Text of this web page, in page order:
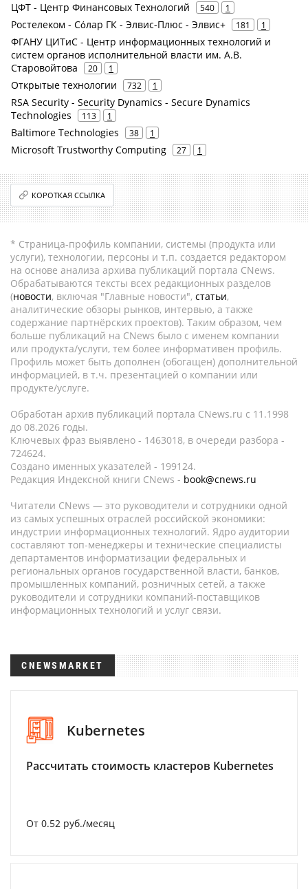
ЦФТ - Центр Финансовых Технологий 540 1
Ростелеком - Сόлар ГК - Элвис-Плюс - Элвис+ 181 1
ФГАНУ ЦИТиС - Центр информационных технологий и
систем органов исполнительной власти им. А.В.
Старовойтова
20 1
Открытые технологии 732 1
RSA Security - Security Dynamics - Secure Dynamics
Technologies
113 1
Baltimore Technologies 38 1
Microsoft Trustworthy Computing 27 1
КОРОТКАЯ ССЫЛКА
* Страница-профиль компании, системы (продукта или
услуги), технологии, персоны и т.п. создается редактором
на основе анализа архива публикаций портала CNews.
Обрабатываются тексты всех редакционных разделов
(новости, включая "Главные новости", статьи,
аналитические обзоры рынков, интервью, а также
содержание партнёрских проектов). Таким образом, чем
больше публикаций на CNews было с именем компании
или продукта/услуги, тем более информативен профиль.
Профиль может быть дополнен (обогащен) дополнительной
информацией, в т.ч. презентацией о компании или
продукте/услуге.
Обработан архив публикаций портала CNews.ru c 11.1998
до 08.2026 годы.
Ключевых фраз выявлено - 1463018, в очереди разбора -
724624.
Создано именных указателей - 199124.
Редакция Индексной книги CNews - book@cnews.ru
Читатели CNews — это руководители и сотрудники одной
из самых успешных отраслей российской экономики:
индустрии информационных технологий. Ядро аудитории
составляют топ-менеджеры и технические специалисты
департаментов информатизации федеральных и
региональных органов государственной власти, банков,
промышленных компаний, розничных сетей, а также
руководители и сотрудники компаний-поставщиков
информационных технологий и услуг связи.
CNEWSMARKET
Kubernetes
Рассчитать стоимость кластеров Kubernetes
От 0.52 руб./месяц